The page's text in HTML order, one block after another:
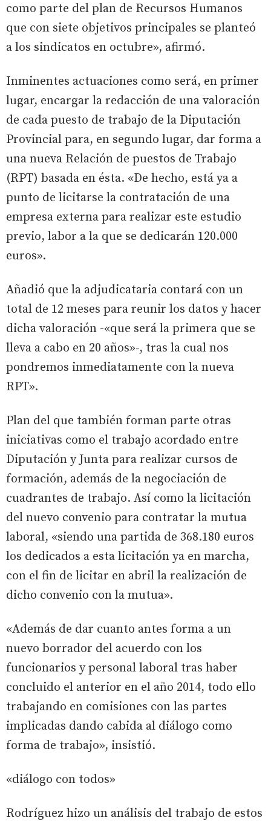
como parte del plan de Recursos Humanos
que con siete objetivos principales se planteó
a los sindicatos en octubre», afirmó.
Inminentes actuaciones como será, en primer
lugar, encargar la redacción de una valoración
de cada puesto de trabajo de la Diputación
Provincial para, en segundo lugar, dar forma a
una nueva Relación de puestos de Trabajo
(RPT) basada en ésta. «De hecho, está ya a
punto de licitarse la contratación de una
empresa externa para realizar este estudio
previo, labor a la que se dedicarán 120.000
euros».
Añadió que la adjudicataria contará con un
total de 12 meses para reunir los datos y hacer
dicha valoración -«que será la primera que se
lleva a cabo en 20 años»-, tras la cual nos
pondremos inmediatamente con la nueva
RPT».
Plan del que también forman parte otras
iniciativas como el trabajo acordado entre
Diputación y Junta para realizar cursos de
formación, además de la negociación de
cuadrantes de trabajo. Así como la licitación
del nuevo convenio para contratar la mutua
laboral, «siendo una partida de 368.180 euros
los dedicados a esta licitación ya en marcha,
con el fin de licitar en abril la realización de
dicho convenio con la mutua».
«Además de dar cuanto antes forma a un
nuevo borrador del acuerdo con los
funcionarios y personal laboral tras haber
concluido el anterior en el año 2014, todo ello
trabajando en comisiones con las partes
implicadas dando cabida al diálogo como
forma de trabajo», insistió.
«diálogo con todos»
Rodríguez hizo un análisis del trabajo de estos